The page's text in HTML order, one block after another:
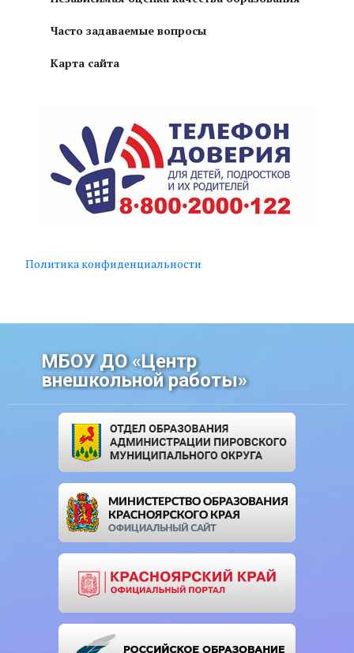
Часто задаваемые вопросы
Карта сайта
Политика конфиденциальности
МБОУ ДО «Центр
внешкольной работы»